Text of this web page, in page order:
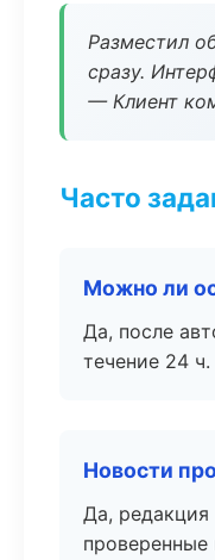
Разместил
сразу.
— Клиент
Часто
Можно ли
Да, после
течение 24 ч.
Новости
Да,
проверенные